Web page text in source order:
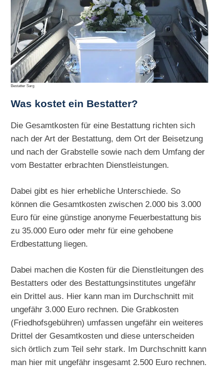
Bestatter Sarg
Was kostet ein Bestatter?
Die Gesamtkosten für eine Bestattung richten sich
nach der Art der Bestattung, dem Ort der Beisetzung
und nach der Grabstelle sowie nach dem Umfang der
vom Bestatter erbrachten Dienstleistungen.
Dabei gibt es hier erhebliche Unterschiede. So
können die Gesamtkosten zwischen 2.000 bis 3.000
Euro für eine günstige anonyme Feuerbestattung bis
zu 35.000 Euro oder mehr für eine gehobene
Erdbestattung liegen.
Dabei machen die Kosten für die Dienstleitungen des
Bestatters oder des Bestattungsinstitutes ungefähr
ein Drittel aus. Hier kann man im Durchschnitt mit
ungefähr 3.000 Euro rechnen. Die Grabkosten
(Friedhofsgebühren) umfassen ungefähr ein weiteres
Drittel der Gesamtkosten und diese unterscheiden
sich örtlich zum Teil sehr stark. Im Durchschnitt kann
man hier mit ungefähr insgesamt 2.500 Euro rechnen.